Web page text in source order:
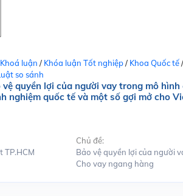
luận / Khóa luận Tốt nghiệp/ Khoa Quốc tế/
so sánh
vệ quyền lợi của người vay trong mô hình
nghiệm quốc tế và một số gợi mở cho
TP.HCM
Chủ đề:
Bảo vệ quyền lợi của người
Cho vay ngang hàng